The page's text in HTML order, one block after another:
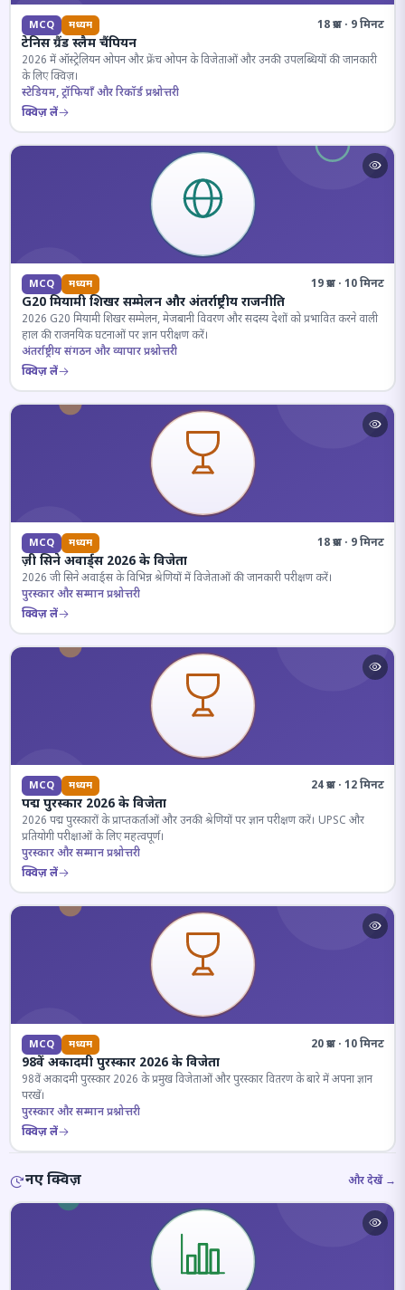
MCQ मध्यम 18 प्रश्न · 9 मिनट
टेनिस ग्रैंड स्लैम चैंपियन
2026 में ऑस्ट्रेलियन ओपन और फ्रेंच ओपन के विजेताओं और उनकी उपलब्धियों की जानकारी
के लिए क्विज़।
स्टेडियम, ट्रॉफियाँ और रिकॉर्ड प्रश्नोत्तरी
क्विज़ लें
MCQ मध्यम 19 प्रश्न · 10 मिनट
G20 मियामी शिखर सम्मेलन और अंतर्राष्ट्रीय राजनीति
2026 G20 मियामी शिखर सम्मेलन, मेजबानी विवरण और सदस्य देशों को प्रभावित करने वाली
हाल की राजनयिक घटनाओं पर ज्ञान परीक्षण करें।
अंतर्राष्ट्रीय संगठन और व्यापार प्रश्नोत्तरी
क्विज़ लें
MCQ मध्यम 18 प्रश्न · 9 मिनट
ज़ी सिने अवार्ड्स 2026 के विजेता
2026 जी सिने अवार्ड्स के विभिन्न श्रेणियों में विजेताओं की जानकारी परीक्षण करें।
पुरस्कार और सम्मान प्रश्नोत्तरी
क्विज़ लें
MCQ मध्यम 24 प्रश्न · 12 मिनट
पद्म पुरस्कार 2026 के विजेता
2026 पद्म पुरस्कारों के प्राप्तकर्ताओं और उनकी श्रेणियों पर ज्ञान परीक्षण करें। UPSC और
प्रतियोगी परीक्षाओं के लिए महत्वपूर्ण।
पुरस्कार और सम्मान प्रश्नोत्तरी
क्विज़ लें
MCQ मध्यम 20 प्रश्न · 10 मिनट
98वें अकादमी पुरस्कार 2026 के विजेता
98वें अकादमी पुरस्कार 2026 के प्रमुख विजेताओं और पुरस्कार वितरण के बारे में अपना ज्ञान
परखें।
पुरस्कार और सम्मान प्रश्नोत्तरी
क्विज़ लें
नए क्विज़ और देखें →